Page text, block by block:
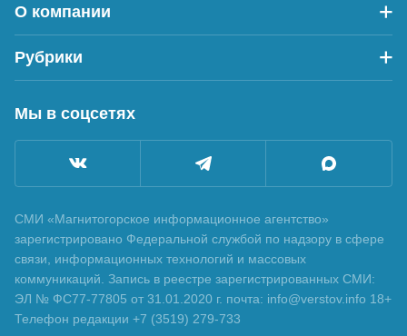
О компании
Рубрики
Мы в соцсетях
СМИ «Магнитогорское информационное агентство»
зарегистрировано Федеральной службой по надзору в сфере
связи, информационных технологий и массовых
коммуникаций. Запись в реестре зарегистрированных СМИ:
ЭЛ № ФС77-77805 от 31.01.2020 г. почта: info@verstov.info 18+
Телефон редакции +7 (3519) 279-733